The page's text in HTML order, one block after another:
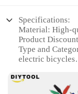
Specifications:
Material: High-
Product
Type and
electric bicycles
Usage and
control of